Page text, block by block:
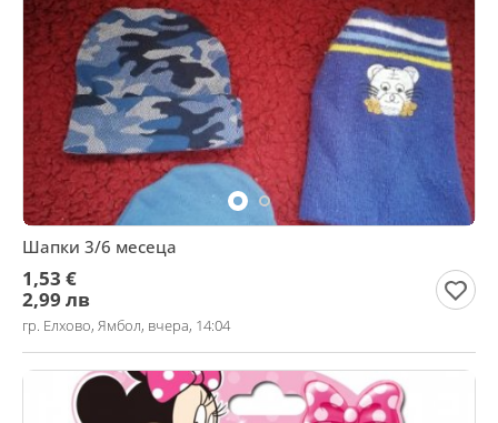
Шапки 3/6 месеца
1,53 €
2,99 лв
гр. Елхово, Ямбол, вчера, 14:04